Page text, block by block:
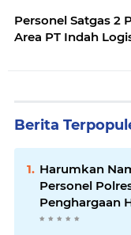
Personel Satgas 2
Area PT Indah
Berita
Harumkan
Personel
Penghargaan
2026